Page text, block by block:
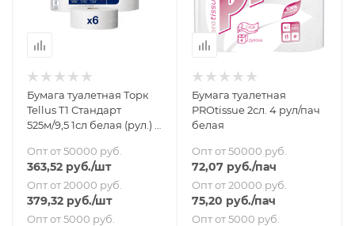
Бумага туалетная Торк
Tellus T1 Стандарт
525м/9,5 1сл белая (рул.) |
Опт от 50000 руб.
363,52 руб./шт
Опт от 20000 руб.
379,32 руб./шт
Опт от 5000 руб.
Бумага туалетная
PROtissue 2сл. 4 рул/пач
белая
Опт от 50000 руб.
72,07 руб./пач
Опт от 20000 руб.
75,20 руб./пач
Опт от 5000 руб.